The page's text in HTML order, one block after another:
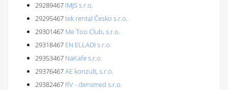
29289467 IMJS s.r.o.
29295467tek.rental Česko s.r.o.
29301467 Me Too Club, s.r.o.
29318467 EN ELLADI s.r.o.
29353467 NaKafe s.r.o.
29376467AE konzult, s.r.o.
29382467 RV - densmed s.r.o.